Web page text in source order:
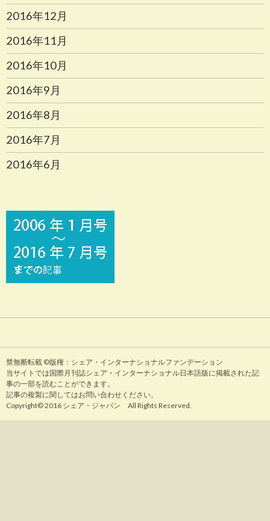
2016年12月
2016年11月
2016年10月
2016年9月
2016年8月
2016年7月
2016年6月
禁無断転載 ©版権：シェア・インターナショナルファンデーション
当サイトでは国際月刊誌シェア・インターナショナル日本語版に掲載された記
事の一部を読むことができます。
記事の複製に関してはお問い合わせください。
Copyright© 2016 シェア・ジャパン All Rights Reserved.